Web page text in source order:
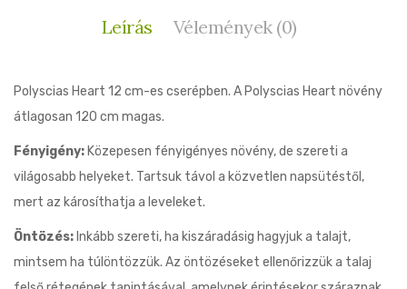
Leírás Vélemények (0)
Polyscias Heart 12 cm-es cserépben. A Polyscias Heart növény
átlagosan 120 cm magas.
Fényigény: Közepesen fényigényes növény, de szereti a
világosabb helyeket. Tartsuk távol a közvetlen napsütéstől,
mert az károsíthatja a leveleket.
Öntözés: Inkább szereti, ha kiszáradásig hagyjuk a talajt,
mintsem ha túlöntözzük. Az öntözéseket ellenőrizzük a talaj